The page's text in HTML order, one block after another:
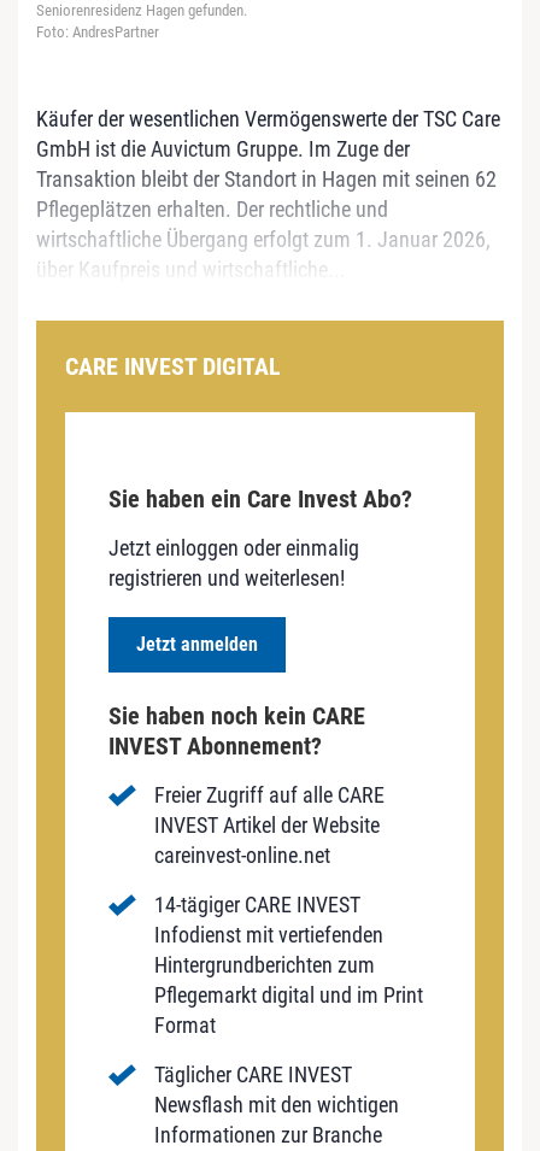
Seniorenresidenz Hagen gefunden.
Foto: AndresPartner
Käufer der wesentlichen Vermögenswerte der TSC Care
GmbH ist die Auvictum Gruppe. Im Zuge der
Transaktion bleibt der Standort in Hagen mit seinen 62
Pflegeplätzen erhalten. Der rechtliche und
wirtschaftliche Übergang erfolgt zum 1. Januar 2026,
über Kaufpreis und wirtschaftliche...
CARE INVEST DIGITAL
Sie haben ein Care Invest Abo?
Jetzt einloggen oder einmalig
registrieren und weiterlesen!
Jetzt anmelden
Sie haben noch kein CARE
INVEST Abonnement?
Freier Zugriff auf alle CARE
INVEST Artikel der Website
careinvest-online.net
14-tägiger CARE INVEST
Infodienst mit vertiefenden
Hintergrundberichten zum
Pflegemarkt digital und im Print
Format
Täglicher CARE INVEST
Newsflash mit den wichtigen
Informationen zur Branche